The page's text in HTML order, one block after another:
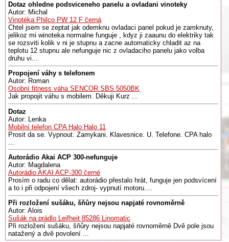
Dotaz ohledne podsviceneho panelu a ovladani vinoteky
Autor: Michal
Vinotéka Philco PW 12 F černá
Chtel jsem se zeptat jak odemknu ovladaci panel pokud je zamknuty,
jelikoz mi winoteka normalne funguje , kdyz ji zaaunu do elektriky tak
se rozsviti kolik v ni je stupnu a zacne automaticky chladit az na
teplotu 12 stupnu ale nefunguje nic z ovladaciho panelu jako volba
druhu vi...
Propojení váhy s telefonem
Autor: Roman
Osobní fitness váha SENCOR SBS 5050BK
Jak propojit váhu s mobilem. Děkuji Kurz ...
Dotaz
Autor: Lenka
Mobilní telefon CPA Halo Halo 11
Prosit da se. Vypnout. Zamykani. Klavesnice. U. Telefone. CPA halo
Autorádio Akai ACP 300-nefunguje
Autor: Magdalena
Autorádio AKAI ACP-300 černé
Prosím o radu co dělat: autorádio přestalo hrát, funguje jen podsvícení
a to i při odpojení všech zdroj- vypnutí motoru....
Při rozložení sušáku, šňůry nejsou napjaté rovnoměrně
Autor: Alois
Sušák na prádlo Leifheit 85286 Linomatic
Při rozložení sušáku, šňůry nejsou napjaté rovnoměrně Dvě pole jsou
natažený a dvě povolení ...